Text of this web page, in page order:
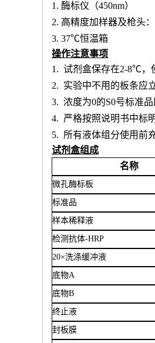
1. 酶标仪（450nm）
2. 高精度加样器及枪头：
3. 37℃恒温箱
操作注意事项
1. 试剂盒保存在2-8℃，
2. 实验中不用的板条应
3. 浓度为0的S0号标准
4. 严格按照说明书中标
5. 所有液体组分使用前
试剂盒组成
名称
微孔酶标板
标准品
样本稀释液
检测抗体-HRP
20×洗涤缓冲液
底物A
底物B
终止液
封板膜